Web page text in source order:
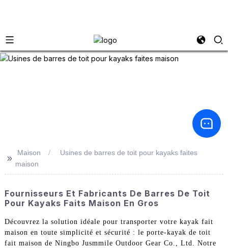
>> Maison
Usines de barres de toit pour kayaks faites
maison
Fournisseurs Et Fabricants De Barres De Toit
Pour Kayaks Faits Maison En Gros
Découvrez la solution idéale pour transporter votre kayak fait
maison en toute simplicité et sécurité : le porte-kayak de toit
fait maison de Ningbo Jusmmile Outdoor Gear Co., Ltd. Notre